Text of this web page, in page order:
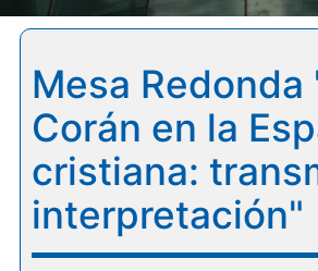
Mesa Redonda
Corán en la
cristiana:
interpretación"